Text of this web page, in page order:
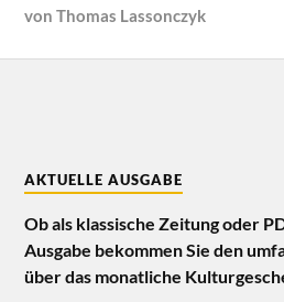
vonThomas Lassonczyk
AKTUELLE AUSGABE
Ob als klassische Zeitung oder
Ausgabe bekommen Sie den
über das monatliche